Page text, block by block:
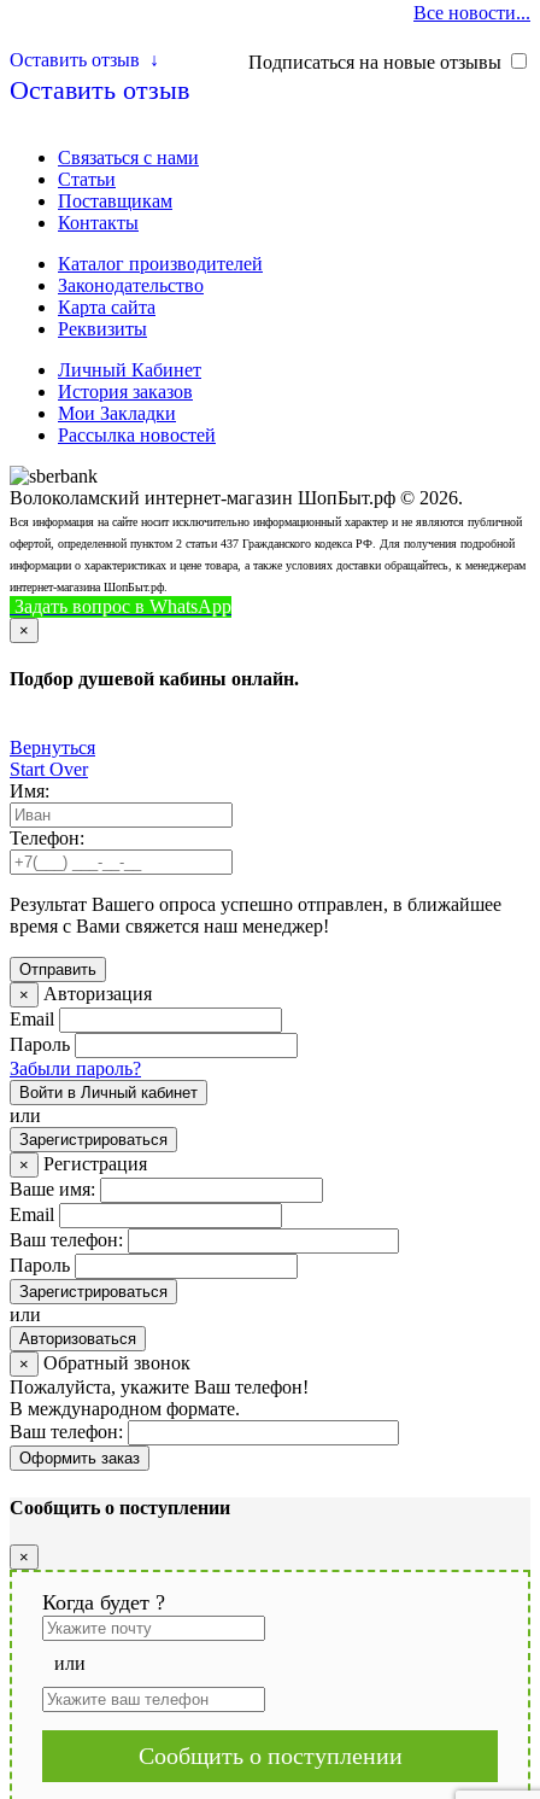
Все новости...
Подписаться на новые отзывы
Оставить отзыв ↓
Оставить отзыв
Связаться с нами
Статьи
Поставщикам
Контакты
Каталог производителей
Законодательство
Карта сайта
Реквизиты
Личный Кабинет
История заказов
Мои Закладки
Рассылка новостей
Волоколамский интернет-магазин ШопБыт.рф © 2026.
Вся информация на сайте носит исключительно информационный характер и не являются публичной
офертой, определенной пунктом 2 статьи 437 Гражданского кодекса РФ. Для получения подробной
информации о характеристиках и цене товара, а также условиях доставки обращайтесь, к менеджерам
интернет-магазина ШопБыт.рф.
Задать вопрос в WhatsApp
×
Подбор душевой кабины онлайн.
Вернуться
Start Over
Имя:
Телефон:
Результат Вашего опроса успешно отправлен, в ближайшее
время с Вами свяжется наш менеджер!
×
Авторизация
Email
Пароль
Забыли пароль?
Войти в Личный кабинет
или
Зарегистрироваться
×
Регистрация
Ваше имя:
Email
Ваш телефон:
Пароль
Зарегистрироваться
или
Авторизоваться
×
Обратный звонок
Пожалуйста, укажите Ваш телефон!
В международном формате.
Ваш телефон:
Оформить заказ
Сообщить о поступлении
×
Когда будет ?
или
Сообщить о поступлении